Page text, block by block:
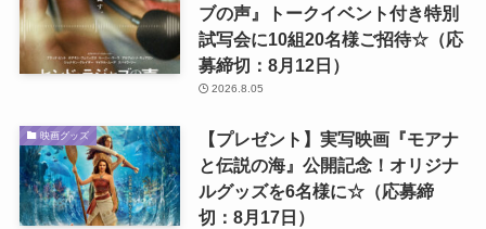
ブの声』トークイベント付き特別
試写会に10組20名様ご招待☆（応
募締切：8月12日）
2026.8.05
映画グッズ
【プレゼント】実写映画『モアナ
と伝説の海』公開記念！オリジナ
ルグッズを6名様に☆（応募締
切：8月17日）